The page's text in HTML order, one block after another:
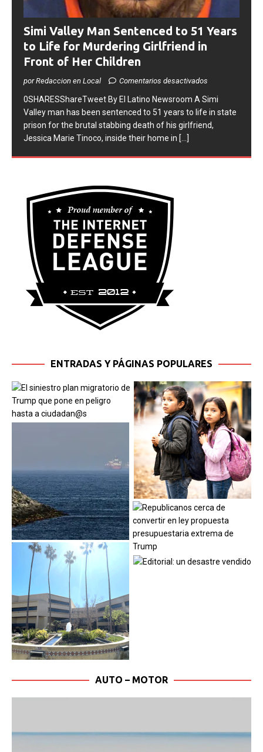
Simi Valley Man Sentenced to 51 Years
to Life for Murdering Girlfriend in
Front of Her Children
por Redaccion en Local
0SHARESShareTweet ​By El Latino Newsroom ​A Simi
Valley man has been sentenced to 51 years to life in state
prison for the brutal stabbing death of his girlfriend,
[...]